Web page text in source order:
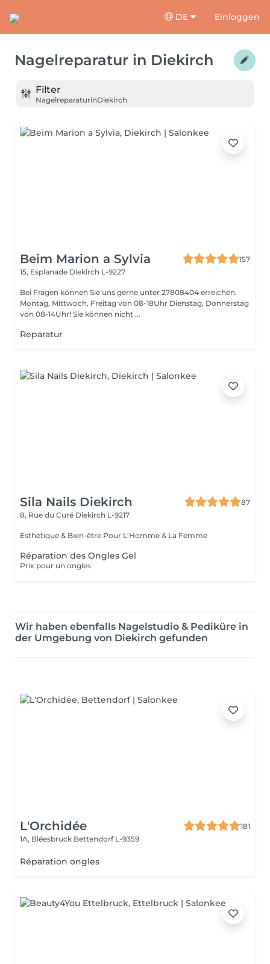
DE Einloggen
Nagelreparatur in Diekirch
Filter
NagelreparaturinDiekirch
Beim Marion a Sylvia
157
15, Esplanade Diekirch L-9227
Bei Fragen können Sie uns gerne unter 27808404 erreichen.
Montag, Mittwoch, Freitag von 08-18Uhr Dienstag, Donnerstag
von 08-14Uhr! Sie können nicht ...
Reparatur
Sila Nails Diekirch
87
8, Rue du Curé Diekirch L-9217
Esthétique & Bien-être Pour L'Homme & La Femme
Réparation des Ongles Gel
Prix pour un ongles
Wir haben ebenfalls Nagelstudio & Pediküre in
der Umgebung von Diekirch gefunden
L'Orchidée
181
1A, Bléesbruck Bettendorf L-9359
Réparation ongles